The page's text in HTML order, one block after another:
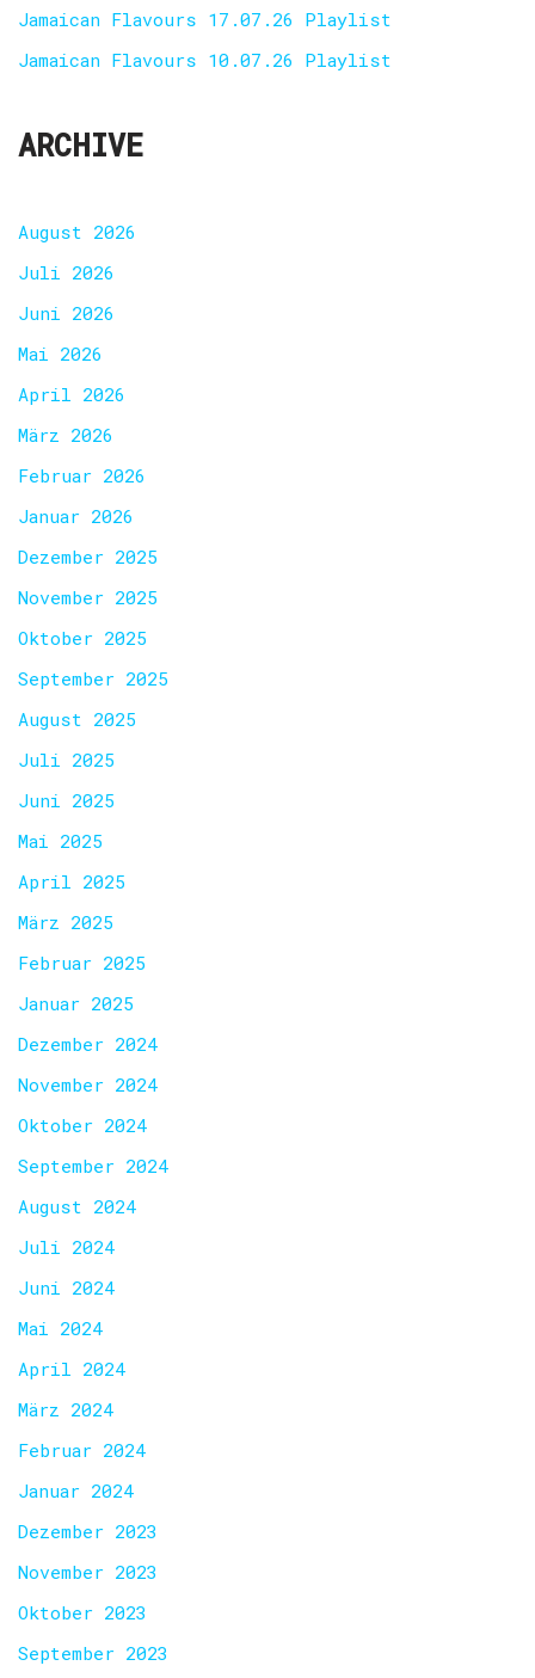
Jamaican Flavours 17.07.26 Playlist
Jamaican Flavours 10.07.26 Playlist
ARCHIVE
August 2026
Juli 2026
Juni 2026
Mai 2026
April 2026
März 2026
Februar 2026
Januar 2026
Dezember 2025
November 2025
Oktober 2025
September 2025
August 2025
Juli 2025
Juni 2025
Mai 2025
April 2025
März 2025
Februar 2025
Januar 2025
Dezember 2024
November 2024
Oktober 2024
September 2024
August 2024
Juli 2024
Juni 2024
Mai 2024
April 2024
März 2024
Februar 2024
Januar 2024
Dezember 2023
November 2023
Oktober 2023
September 2023